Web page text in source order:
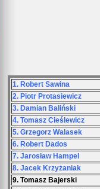
1. Robert Sawina
2. Piotr Protasiewicz
3. Damian Baliński
4. Tomasz Cieślewicz
5. Grzegorz Walasek
6. Robert Dados
7. Jarosław Hampel
8. Jacek Krzyżaniak
9. Tomasz Bajerski